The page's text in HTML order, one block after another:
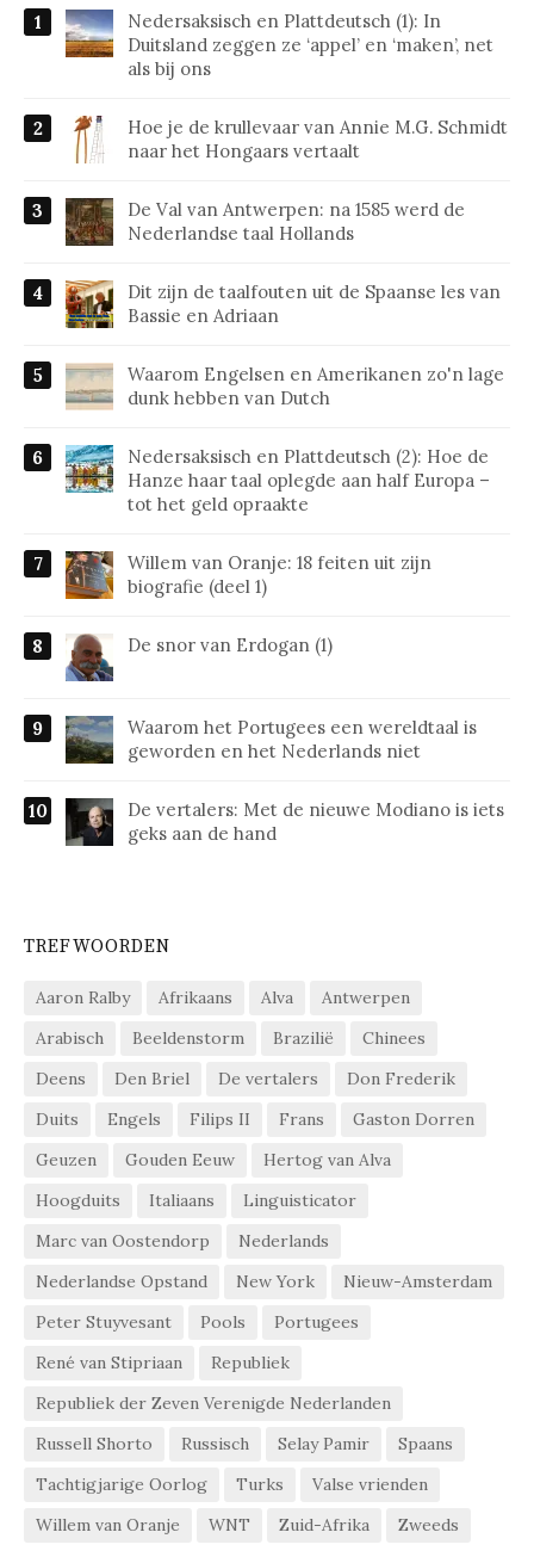
Nedersaksisch en Plattdeutsch (1): In
Duitsland zeggen ze ‘appel’ en ‘maken’, net
als bij ons
Hoe je de krullevaar van Annie M.G. Schmidt
naar het Hongaars vertaalt
De Val van Antwerpen: na 1585 werd de
Nederlandse taal Hollands
Dit zijn de taalfouten uit de Spaanse les van
Bassie en Adriaan
Waarom Engelsen en Amerikanen zo'n lage
dunk hebben van Dutch
Nedersaksisch en Plattdeutsch (2): Hoe de
Hanze haar taal oplegde aan half Europa –
tot het geld opraakte
Willem van Oranje: 18 feiten uit zijn
biografie (deel 1)
De snor van Erdogan (1)
Waarom het Portugees een wereldtaal is
geworden en het Nederlands niet
De vertalers: Met de nieuwe Modiano is iets
geks aan de hand
TREFWOORDEN
Aaron Ralby Afrikaans Alva
Antwerpen
Arabisch
Beeldenstorm Brazilië
Chinees
Deens
Den Briel De vertalers
Don Frederik
Duits
Engels Filips II Frans
Gaston Dorren
Geuzen
Gouden Eeuw
Hertog van Alva
Hoogduits
Italiaans
Linguisticator
Marc van Oostendorp
Nederlands
Nederlandse Opstand
New York
Nieuw-Amsterdam
Peter Stuyvesant
Pools
Portugees
René van Stipriaan
Republiek
Republiek der Zeven Verenigde Nederlanden
Russell Shorto
Russisch Selay Pamir
Spaans
Tachtigjarige Oorlog
Turks
Valse vrienden
Willem van Oranje
WNT Zuid-Afrika Zweeds